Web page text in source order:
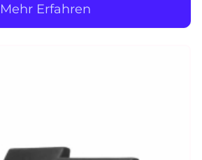
Mehr Erfahren